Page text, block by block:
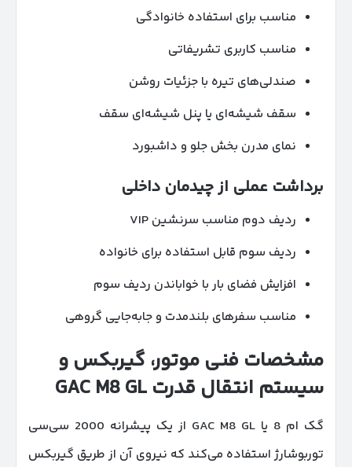
مناسب برای استفاده خانوادگی
مناسب کاربری تشریفاتی
صندلی‌های تیره با جزئیات روشن
سقف شیشه‌ای یا پنل شیشه‌ای سقف
نمای مدرن بخش جلو و داشبورد
برداشت عملی از چیدمان داخلی
ردیف دوم مناسب سرنشین VIP
ردیف سوم قابل استفاده برای خانواده
افزایش فضای بار با خواباندن ردیف سوم
مناسب سفرهای بلندمدت و جابه‌جایی گروهی
مشخصات فنی موتور، گیربکس و
سیستم انتقال قدرت
گک ام 8 یا GAC M8 GL از یک پیشرانه 2000 سی‌سی
توربوشارژ استفاده می‌کند که نیروی آن از طریق گیربکس